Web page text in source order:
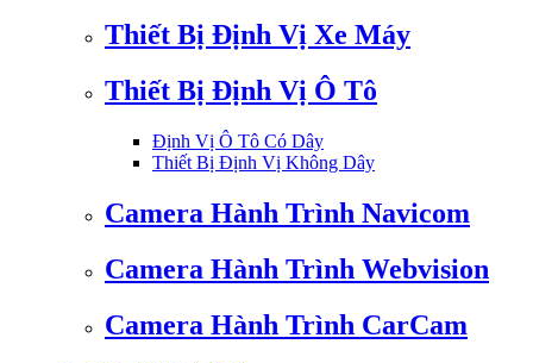
Thiết Bị Định Vị Xe Máy
Thiết Bị Định Vị Ô Tô
Định Vị Ô Tô Có Dây
Thiết Bị Định Vị Không Dây
Camera Hành Trình Navicom
Camera Hành Trình Webvision
Camera Hành Trình CarCam